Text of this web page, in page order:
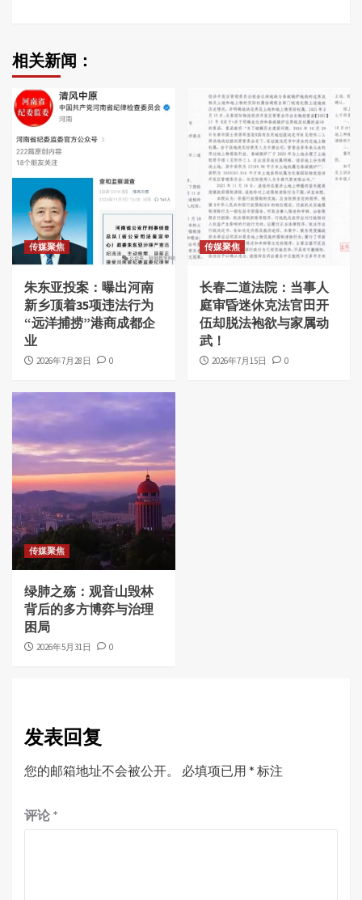
相关新闻：
传媒聚焦
朱东亚投案：曝出河南
新乡顶着35项违法行为
“远洋捕捞”港商成都企
业
2026年7月28日 0
传媒聚焦
长春二道法院：当事人
庭审昏迷休克法官田开
伍却脱法袍欲与家属动
武！
2026年7月15日 0
传媒聚焦
绿肺之殇：观音山毁林
背后的多方博弈与治理
困局
2026年5月31日 0
发表回复
您的邮箱地址不会被公开。 必填项已用 * 标注
评论 *